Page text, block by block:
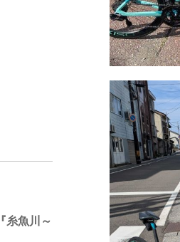
糸魚川～